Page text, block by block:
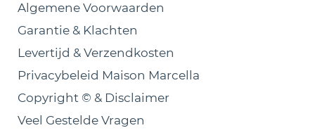
Algemene Voorwaarden
Garantie & Klachten
Levertijd & Verzendkosten
Privacybeleid Maison Marcella
Copyright © & Disclaimer
Veel Gestelde Vragen